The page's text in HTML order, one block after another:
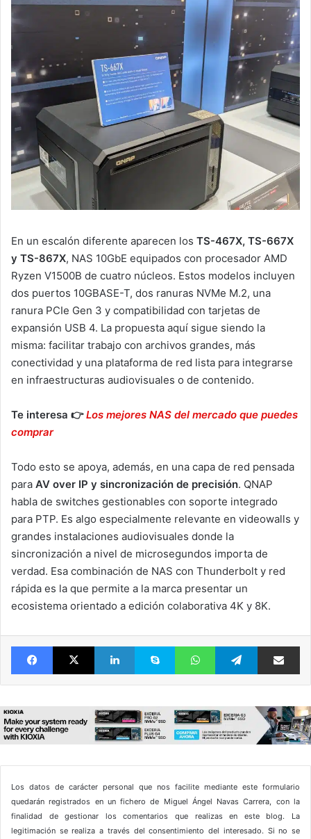
En un escalón diferente aparecen los TS-467X, TS-667X
y TS-867X, NAS 10GbE equipados con procesador AMD
Ryzen V1500B de cuatro núcleos. Estos modelos incluyen
dos puertos 10GBASE-T, dos ranuras NVMe M.2, una
ranura PCIe Gen 3 y compatibilidad con tarjetas de
expansión USB 4. La propuesta aquí sigue siendo la
misma: facilitar trabajo con archivos grandes, más
conectividad y una plataforma de red lista para integrarse
en infraestructuras audiovisuales o de contenido.
Te interesa 👉Los mejores NAS del mercado que puedes
comprar
Todo esto se apoya, además, en una capa de red pensada
para AV over IP y sincronización de precisión. QNAP
habla de switches gestionables con soporte integrado
para PTP. Es algo especialmente relevante en videowalls y
grandes instalaciones audiovisuales donde la
sincronización a nivel de microsegundos importa de
verdad. Esa combinación de NAS con Thunderbolt y red
rápida es la que permite a la marca presentar un
ecosistema orientado a edición colaborativa 4K y 8K.
FacebookX LinkedIn Skype WhatsAppTelegram
Los datos de carácter personal que nos facilite mediante este formulario
quedarán registrados en un fichero de Miguel Ángel Navas Carrera, con la
finalidad de gestionar los comentarios que realizas en este blog. La
legitimación se realiza a través del consentimiento del interesado. Si no se